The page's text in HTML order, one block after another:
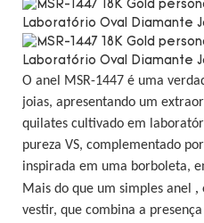
O anel MSR-1447 é uma
joias, apresentando um
quilates cultivado em
pureza VS, complementado
inspirada em uma borboleta,
Mais do que um simples anel ,
vestir, que combina a